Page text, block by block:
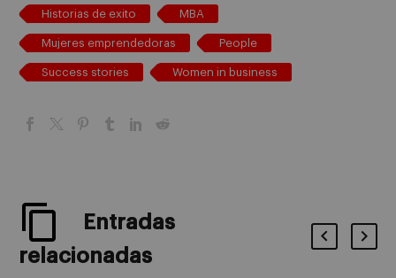
Historias de exito MBA
Mujeres emprendedoras People
Success stories Women in business
Entradas
relacionadas